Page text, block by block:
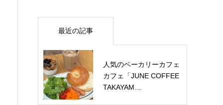
最近の記事
人気のベーカリーカフェ
カフェ「JUNE COFFEE
TAKAYAM…